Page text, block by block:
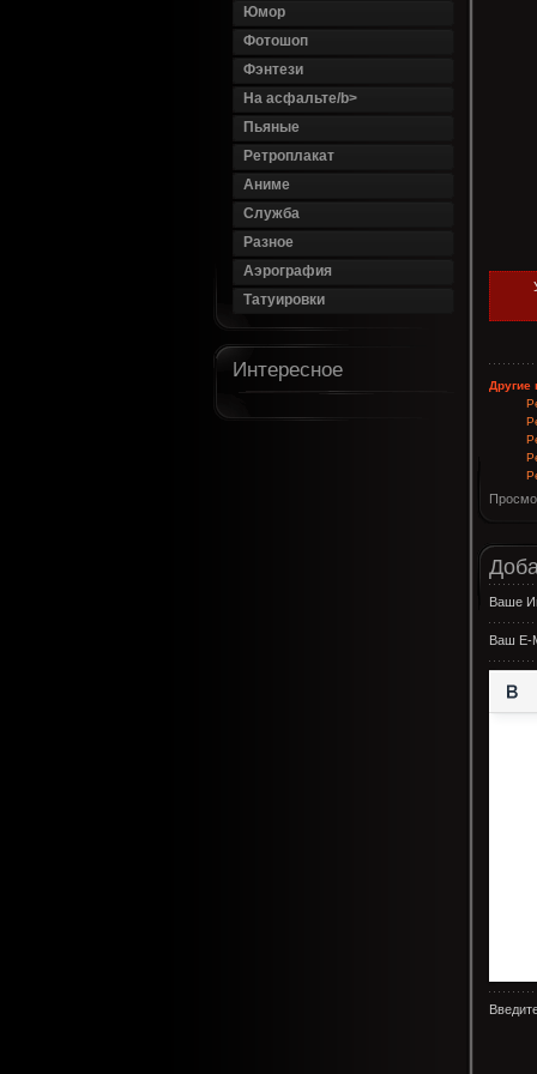
Другие
Ваше
Ваш E-
Юмор
Фотошоп
Фэнтези
На асфальте/b>
Пьяные
Ретроплакат
Аниме
Служба
Разное
Аэрография
Татуировки
Интересное